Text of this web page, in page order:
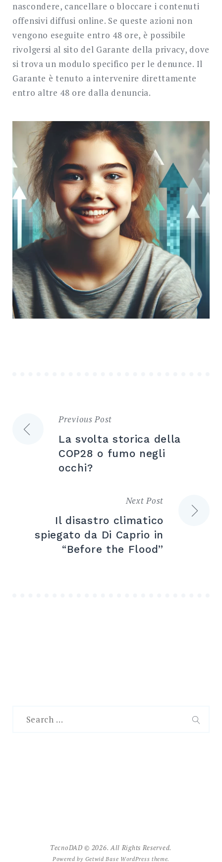
nascondere, cancellare o bloccare i contenuti
offensivi diffusi online. Se queste azioni non
vengono eseguite entro 48 ore, è possibile
rivolgersi al sito del Garante della privacy, dove
si trova un modulo specifico per le denunce. Il
Garante è tenuto a intervenire direttamente
entro altre 48 ore dalla denuncia.
Navigazione
articoli
Previous Post
La svolta storica della
COP28 o fumo negli
occhi?
Next Post
Il disastro climatico
spiegato da Di Caprio in
“Before the Flood”
TecnoDAD © 2026. All Rights Reserved.
Powered by Getwid Base WordPress theme.